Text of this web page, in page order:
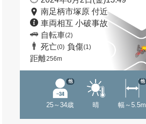
南足柄市塚原 付近
車両相互 小破事故
自転車(2)
死亡(0) 負傷(1)
距離256m
25～34歳
他
晴 幅～5.5m
他